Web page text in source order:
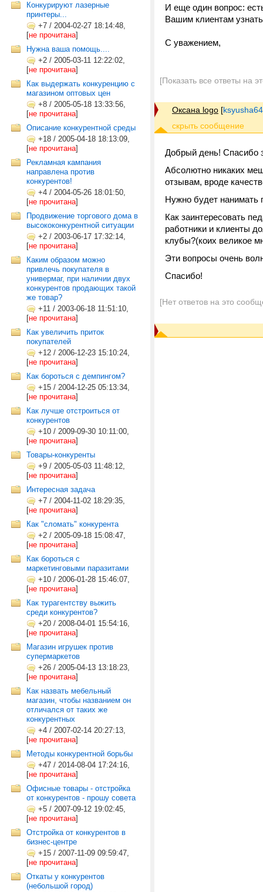
Конкурируют лазерные
принтеры...
+7 / 2004-02-27 18:14:48,
[не прочитана]
Нужна ваша помощь....
+2 / 2005-03-11 12:22:02,
[не прочитана]
Как выдержать конкуренцию с
магазином оптовых цен
+8 / 2005-05-18 13:33:56,
[не прочитана]
Описание конкурентной среды
+18 / 2005-04-18 18:13:09,
[не прочитана]
Рекламная кампания
направлена против
конкурентов!
+4 / 2004-05-26 18:01:50,
[не прочитана]
Продвижение торгового дома в
высококонкурентной ситуации
+2 / 2003-06-17 17:32:14,
[не прочитана]
Каким образом можно
привлечь покупателя в
универмаг, при наличии двух
конкурентов продающих такой
же товар?
+11 / 2003-06-18 11:51:10,
[не прочитана]
Как увеличить приток
покупателей
+12 / 2006-12-23 15:10:24,
[не прочитана]
Как бороться с демпингом?
+15 / 2004-12-25 05:13:34,
[не прочитана]
Как лучше отстроиться от
конкурентов
+10 / 2009-09-30 10:11:00,
[не прочитана]
Товары-конкуренты
+9 / 2005-05-03 11:48:12,
[не прочитана]
Интересная задача
+7 / 2004-11-02 18:29:35,
[не прочитана]
Как "сломать" конкурента
+2 / 2005-09-18 15:08:47,
[не прочитана]
Как бороться с
маркетинговыми паразитами
+10 / 2006-01-28 15:46:07,
[не прочитана]
Как турагентству выжить
среди конкурентов?
+20 / 2008-04-01 15:54:16,
[не прочитана]
Магазин игрушек против
супермаркетов
+26 / 2005-04-13 13:18:23,
[не прочитана]
Как назвать мебельный
магазин, чтобы названием он
отличался от таких же
конкурентных
+4 / 2007-02-14 20:27:13,
[не прочитана]
Методы конкурентной борьбы
+47 / 2014-08-04 17:24:16,
[не прочитана]
Офисные товары - отстройка
от конкурентов - прошу совета
+5 / 2007-09-12 19:02:45,
[не прочитана]
Отстройка от конкурентов в
бизнес-центре
+15 / 2007-11-09 09:59:47,
[не прочитана]
Откаты у конкурентов
(небольшой город)
И еще один вопрос:
Вашим клиентам
С уважением,
[Показать все ответы на
Оксана logo [
Добрый день! Спасибо
Абсолютно никаких
отзывам, вроде
Нужно будет нанимать
Как заинтересовать
работники и клиенты
клубы?(коих великое
Эти вопросы очень
Спасибо!
[Нет ответов на это